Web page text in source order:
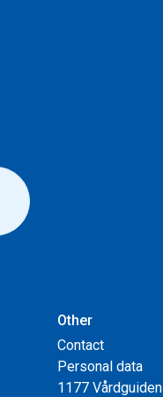
Other
Contact
Personal data
1177 Vårdguiden